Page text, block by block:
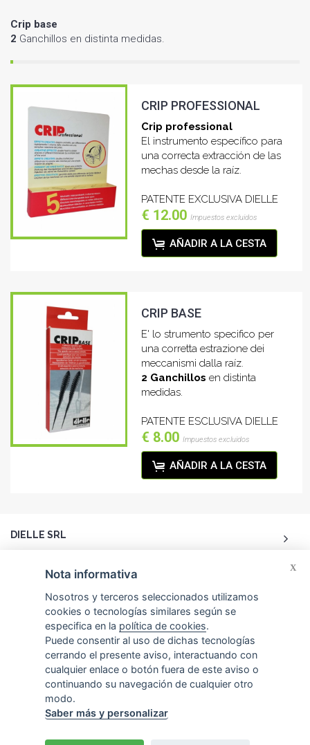
Crip base
2 Ganchillos en distinta medidas.
CRIP PROFESSIONAL
Crip professional
El instrumento específico para
una correcta extracción de las
mechas desde la raíz.
PATENTE EXCLUSIVA DIELLE
€ 12.00 Impuestos excluidos
AÑADIR A LA CESTA
CRIP BASE
E' lo strumento specifico per
una corretta estrazione dei
meccanismi dalla raíz.
2 Ganchillos en distinta
medidas.
PATENTE ESCLUSIVA DIELLE
€ 8.00 Impuestos excluidos
AÑADIR A LA CESTA
DIELLE SRL
ACCOUNT
ATENCIÓN AL CLIENTE
CONTACTOS
Nota informativa
Nosotros y terceros seleccionados utilizamos
cookies o tecnologías similares según se
especifica en la política de cookies.
Puede consentir al uso de dichas tecnologías
cerrando el presente aviso, interactuando con
cualquier enlace o botón fuera de este aviso o
continuando su navegación de cualquier otro
modo.
Saber más y personalizar
X